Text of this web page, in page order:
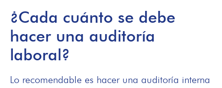
¿Cada cuánto se debe
hacer una auditoría
laboral?
Lo recomendable es hacer una auditoría interna